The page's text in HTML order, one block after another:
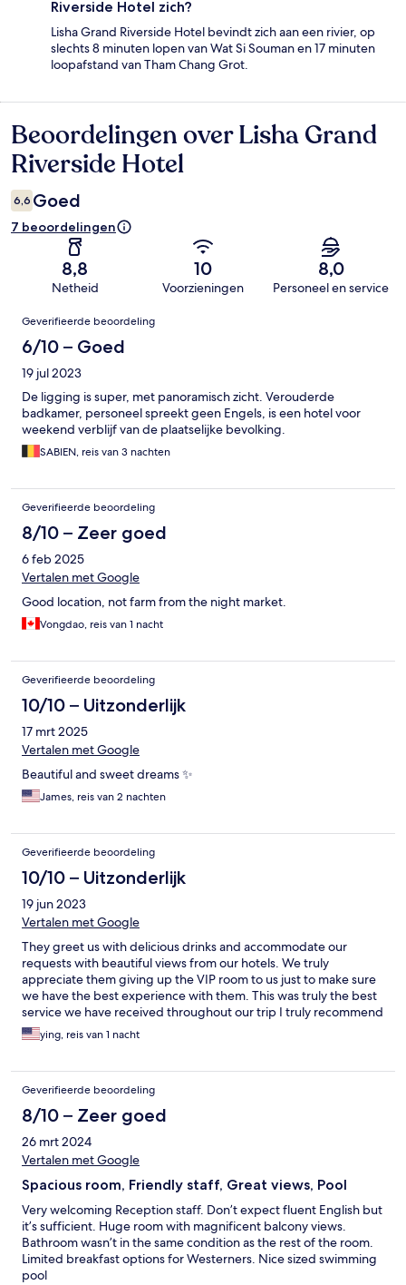
Riverside Hotel zich?
Lisha Grand Riverside Hotel bevindt zich aan een rivier, op
slechts 8 minuten lopen van Wat Si Souman en 17 minuten
loopafstand van Tham Chang Grot.
Beoordelingen
Beoordelingen over Lisha Grand
Riverside Hotel
6,6 Goed
7 beoordelingen
8,8
Netheid
10
Voorzieningen
8,0
Personeel en service
Beoordelingen
Geverifieerde beoordeling
6/10 – Goed
19 jul 2023
De ligging is super, met panoramisch zicht. Verouderde
badkamer, personeel spreekt geen Engels, is een hotel voor
weekend verblijf van de plaatselijke bevolking.
SABIEN, reis van 3 nachten
Geverifieerde beoordeling
8/10 – Zeer goed
6 feb 2025
Vertalen met Google
Good location, not farm from the night market.
Vongdao, reis van 1 nacht
Geverifieerde beoordeling
10/10 – Uitzonderlijk
17 mrt 2025
Vertalen met Google
Beautiful and sweet dreams ✨️
James, reis van 2 nachten
Geverifieerde beoordeling
10/10 – Uitzonderlijk
19 jun 2023
Vertalen met Google
They greet us with delicious drinks and accommodate our
requests with beautiful views from our hotels. We truly
appreciate them giving up the VIP room to us just to make sure
we have the best experience with them. This was truly the best
service we have received throughout our trip I truly recommend
this hotel to anyone who is in the area. Thank you so much for
your generosity
ying, reis van 1 nacht
Geverifieerde beoordeling
8/10 – Zeer goed
26 mrt 2024
Vertalen met Google
Spacious room, Friendly staff, Great views, Pool
Very welcoming Reception staff. Don’t expect fluent English but
it’s sufficient. Huge room with magnificent balcony views.
Bathroom wasn’t in the same condition as the rest of the room.
Limited breakfast options for Westerners. Nice sized swimming
pool